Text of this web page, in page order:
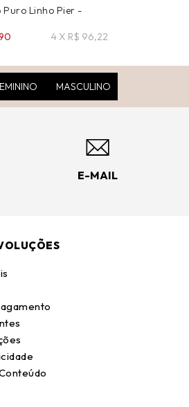
Linho Pier -
4 X R$ 96,22
MASCULINO
E-MAIL